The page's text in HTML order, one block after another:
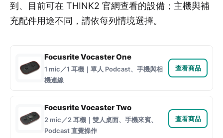
到、目前可在 THINK2 官網查看的設備；主機與補
充配件用途不同，請依每列情境選擇。
Focusrite Vocaster One
1 mic／1 耳機｜單人 Podcast、手機與相
機連線
查看商品
Focusrite Vocaster Two
2 mic／2 耳機｜雙人桌面、手機來賓、
Podcast 直覺操作
查看商品